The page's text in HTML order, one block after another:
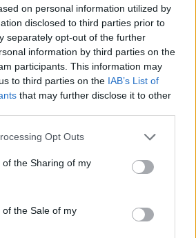
on personal information utilized by
disclosed to third parties prior to
separately opt-out of the further
information by third parties on the
participants. This information may
to third parties on the IAB’s List of
that may further disclose it to other
app uses one or more Google
or usage behaviour. You may click to
to Google and its third-party tags to
specified purposes in below Google
Opt Outs
the Sharing of my
the Sale of my
le pubblicità nazionali?
asoli € 1,10 al mese